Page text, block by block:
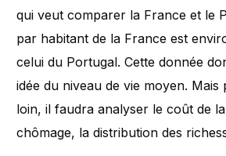
qui veut comparer la France et le
par habitant de la France est
celui du Portugal. Cette donnée
idée du niveau de vie moyen.
loin, il faudra analyser le coût de
chômage, la distribution des